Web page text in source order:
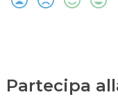
Partecipa